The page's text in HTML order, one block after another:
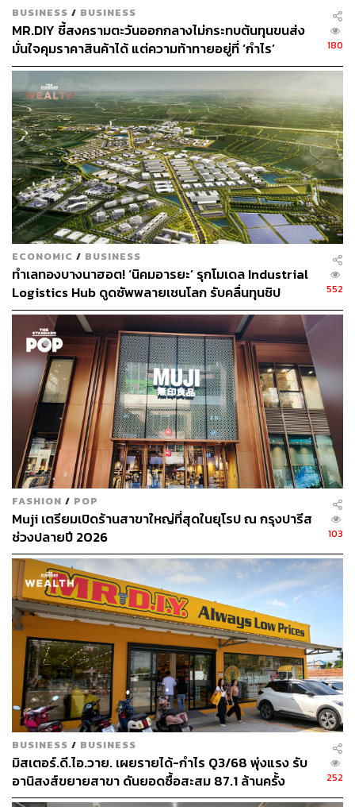
สามารถติดตาม THE STANDARD WEALTH
ผ่านแอปพลิเคชันต่างๆ ที่คุณสะดวกหรือใช้งานอยู่แล้วได้เลย
TAGS: MR. D.I.Y. ของใช้ในบ้าน เครื่องใช้ในบ้าน
1.4K
ABOUT THE AUTHOR
จิรันธนิน กมลเลิศ
Content Creator ประจำ THE STANDARD
WEALTH
BUSINESS / BUSINESS
MR.DIY ชี้สงครามตะวันออกกลางไม่กระทบต้นทุนขนส่ง
มั่นใจคุมราคาสินค้าได้ แต่ความท้าทายอยู่ที่ ‘กำไร’
180
ECONOMIC / BUSINESS
ทำเลทองบางนาฮอต! ‘นิคมอารยะ’ รุกโมเดล Industrial
Logistics Hub ดูดซัพพลายเชนโลก รับคลื่นทุนชิป
Infineon – MR. D.I.Y. – Data Center
552
FASHION / POP
Muji เตรียมเปิดร้านสาขาใหญ่ที่สุดในยุโรป ณ กรุงปารีส
ช่วงปลายปี 2026
103
BUSINESS / BUSINESS
มิสเตอร์.ดี.ไอ.วาย. เผยรายได้-กำไร Q3/68 พุ่งแรง รับ
อานิสงส์ขยายสาขา ดันยอดซื้อสะสม 87.1 ล้านครั้ง
252